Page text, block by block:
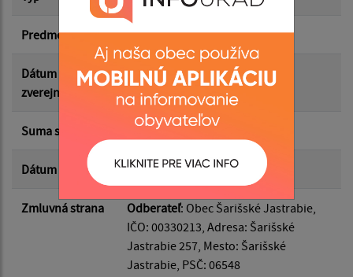
Suma do:
Predmet dotácia DHZO
Dátum
zverejnenia
05.05.2026
Suma s DPH* 3 000.00 €
Dátum uzavretia 05.05.2026
Zmluvná strana Odberateľ: Obec Šarišské Jastrabie,
IČO: 00330213, Adresa: Šarišské
Jastrabie 257, Mesto: Šarišské
Jastrabie, PSČ: 06548